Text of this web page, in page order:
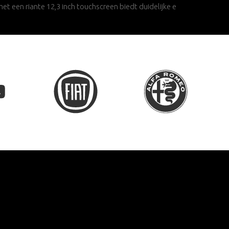
een riante 12,3 inch touchscreen biedt duidelijke e